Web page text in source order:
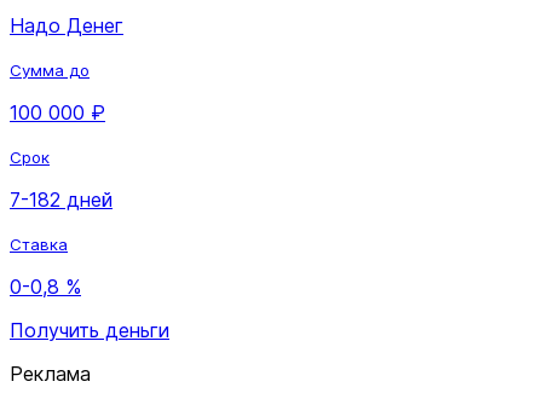
Надо Денег
Сумма до
100 000 ₽
Срок
7-182 дней
Ставка
0-0,8 %
Получить деньги
Реклама